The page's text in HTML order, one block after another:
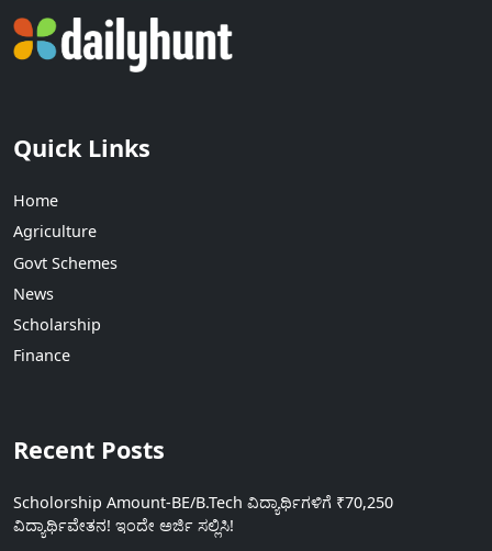
Quick Links
Home
Agriculture
Govt Schemes
News
Scholarship
Finance
Recent Posts
Scholorship Amount-BE/B.Tech ವಿದ್ಯಾರ್ಥಿಗಳಿಗೆ ₹70,250
ವಿದ್ಯಾರ್ಥಿವೇತನ! ಇಂದೇ ಅರ್ಜಿ ಸಲ್ಲಿಸಿ!